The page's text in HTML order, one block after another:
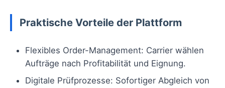
Praktische Vorteile der Plattform
Flexibles Order-Management: Carrier wählen
Aufträge nach Profitabilität und Eignung.
Digitale Prüfprozesse: Sofortiger Abgleich von